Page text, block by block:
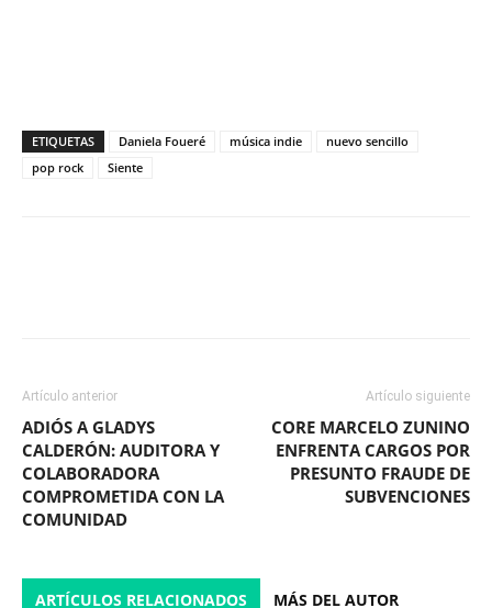
ETIQUETAS Daniela Foueré música indie
nuevo sencillo
pop rock
Siente
Artículo anterior
ADIÓS A GLADYS
CALDERÓN: AUDITORA Y
COLABORADORA
COMPROMETIDA CON LA
COMUNIDAD
Artículo siguiente
CORE MARCELO ZUNINO
ENFRENTA CARGOS POR
PRESUNTO FRAUDE DE
SUBVENCIONES
ARTÍCULOS RELACIONADOS MÁS DEL AUTOR